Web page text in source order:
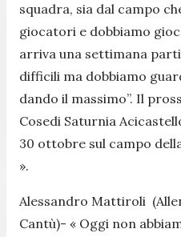
squadra, sia dal campo
giocatori e dobbiamo
arriva una settimana
difficili ma dobbiamo
dando il massimo”. Il
Cosedi Saturnia
30 ottobre sul campo
».
Alessandro Mattiroli
Cantù)- « Oggi non